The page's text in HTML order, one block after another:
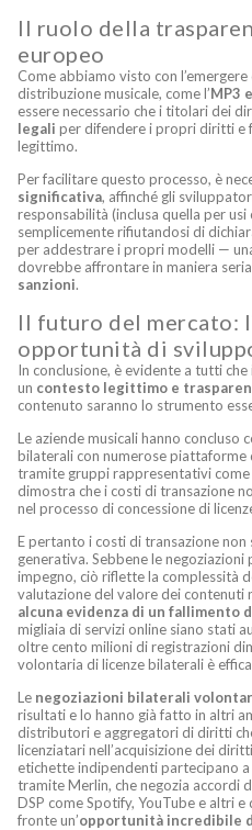
Il ruolo della
europeo
Come abbiamo visto con
distribuzione musicale, come l’MP3
essere necessario che i titolari dei
legali per difendere i propri diritti e
legittimo.
Per facilitare questo processo, è
significativa, affinché gli
responsabilità (inclusa quella per
semplicemente rifiutandosi di
per addestrare i propri modelli —
dovrebbe affrontare in maniera
sanzioni.
Il futuro del mercato:
opportunità di
In conclusione, è evidente a tutti
un contesto legittimo e
contenuto saranno lo strumento
Le aziende musicali hanno concluso
bilaterali con numerose piattaforme
tramite gruppi rappresentativi come
dimostra che i costi di transazione
nel processo di concessione di
E pertanto i costi di transazione non
generativa. Sebbene le
impegno, ciò riflette la complessità
valutazione del valore dei contenuti
alcuna evidenza di un fallimento
migliaia di servizi online siano stati
oltre cento milioni di registrazioni
volontaria di licenze bilaterali è
Le negoziazioni bilaterali
risultati e lo hanno già fatto in altri
distributori e aggregatori di diritti
licenziatari nell’acquisizione dei
etichette indipendenti partecipano
tramite Merlin, che negozia accordi
DSP come Spotify, YouTube e altri
fronte un’opportunità incredibile